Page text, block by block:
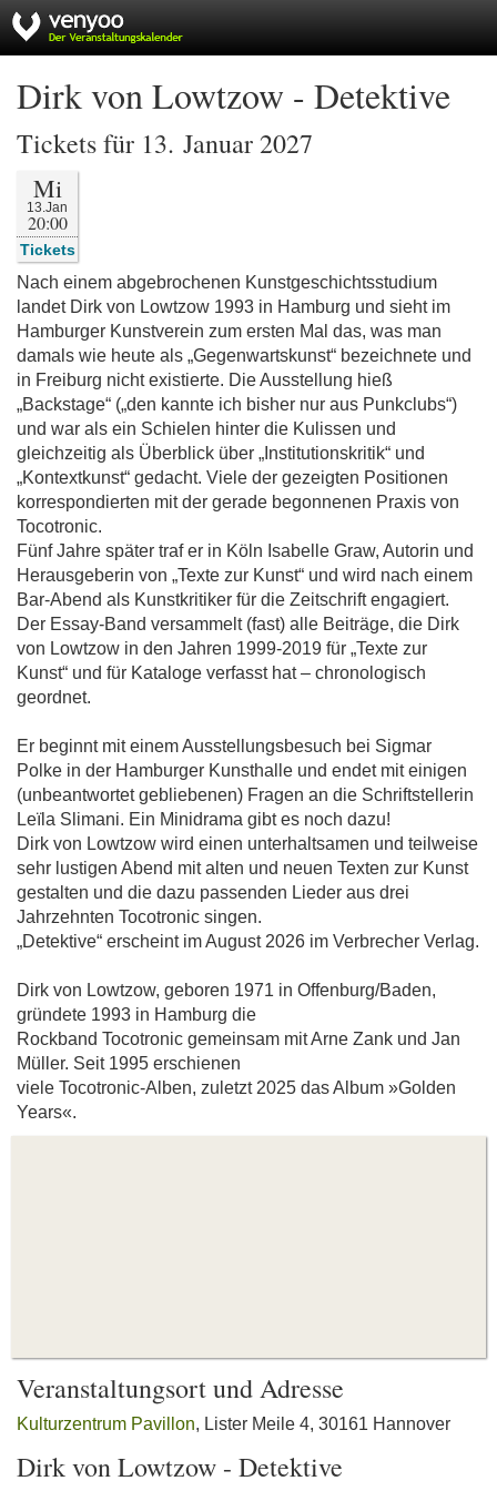
Dirk von Lowtzow - Detektive
Tickets für 13. Januar 2027
Mi
13.Jan
20:00
Tickets
Nach einem abgebrochenen Kunstgeschichtsstudium
landet Dirk von Lowtzow 1993 in Hamburg und sieht im
Hamburger Kunstverein zum ersten Mal das, was man
damals wie heute als „Gegenwartskunst“ bezeichnete und
in Freiburg nicht existierte. Die Ausstellung hieß
„Backstage“ („den kannte ich bisher nur aus Punkclubs“)
und war als ein Schielen hinter die Kulissen und
gleichzeitig als Überblick über „Institutionskritik“ und
„Kontextkunst“ gedacht. Viele der gezeigten Positionen
korrespondierten mit der gerade begonnenen Praxis von
Tocotronic.
Fünf Jahre später traf er in Köln Isabelle Graw, Autorin und
Herausgeberin von „Texte zur Kunst“ und wird nach einem
Bar-Abend als Kunstkritiker für die Zeitschrift engagiert.
Der Essay-Band versammelt (fast) alle Beiträge, die Dirk
von Lowtzow in den Jahren 1999-2019 für „Texte zur
Kunst“ und für Kataloge verfasst hat – chronologisch
geordnet.
Er beginnt mit einem Ausstellungsbesuch bei Sigmar
Polke in der Hamburger Kunsthalle und endet mit einigen
(unbeantwortet gebliebenen) Fragen an die Schriftstellerin
Leïla Slimani. Ein Minidrama gibt es noch dazu!
Dirk von Lowtzow wird einen unterhaltsamen und teilweise
sehr lustigen Abend mit alten und neuen Texten zur Kunst
gestalten und die dazu passenden Lieder aus drei
Jahrzehnten Tocotronic singen.
„Detektive“ erscheint im August 2026 im Verbrecher Verlag.
Dirk von Lowtzow, geboren 1971 in Offenburg/Baden,
gründete 1993 in Hamburg die
Rockband Tocotronic gemeinsam mit Arne Zank und Jan
Müller. Seit 1995 erschienen
viele Tocotronic-Alben, zuletzt 2025 das Album »Golden
Years«.
Veranstaltungsort und Adresse
Kulturzentrum Pavillon, Lister Meile 4, 30161 Hannover
Dirk von Lowtzow - Detektive